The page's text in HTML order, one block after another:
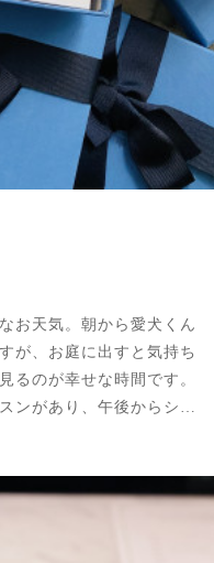
お天気。朝から愛犬くん
が、お庭に出すと気持ち
るのが幸せな時間です。
ンがあり、午後からシ…